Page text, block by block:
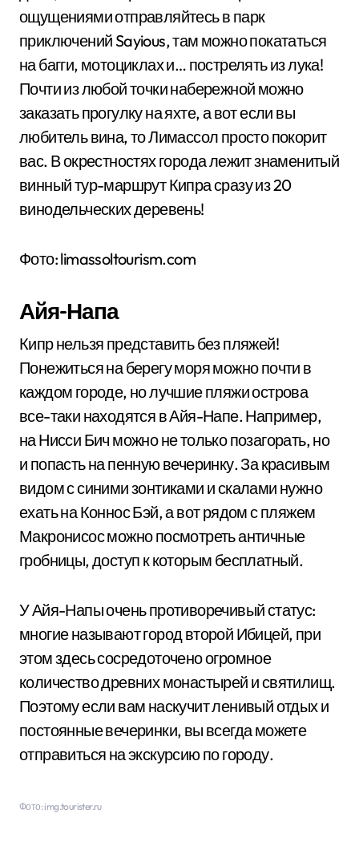
ощущениями отправляйтесь в парк
приключений Sayious, там можно покататься
на багги, мотоциклах и… пострелять из лука!
Почти из любой точки набережной можно
заказать прогулку на яхте, а вот если вы
любитель вина, то Лимассол просто покорит
вас. В окрестностях города лежит знаменитый
винный тур-маршрут Кипра сразу из 20
винодельческих деревень!
Фото: limassoltourism.com
Айя-Напа
Кипр нельзя представить без пляжей!
Понежиться на берегу моря можно почти в
каждом городе, но лучшие пляжи острова
все-таки находятся в Айя-Напе. Например,
на Нисси Бич можно не только позагорать, но
и попасть на пенную вечеринку. За красивым
видом с синими зонтиками и скалами нужно
ехать на Коннос Бэй, а вот рядом с пляжем
Макронисос можно посмотреть античные
гробницы, доступ к которым бесплатный.
У Айя-Напы очень противоречивый статус:
многие называют город второй Ибицей, при
этом здесь сосредоточено огромное
количество древних монастырей и святилищ.
Поэтому если вам наскучит ленивый отдых и
постоянные вечеринки, вы всегда можете
отправиться на экскурсию по городу.
Фото: img.tourister.ru